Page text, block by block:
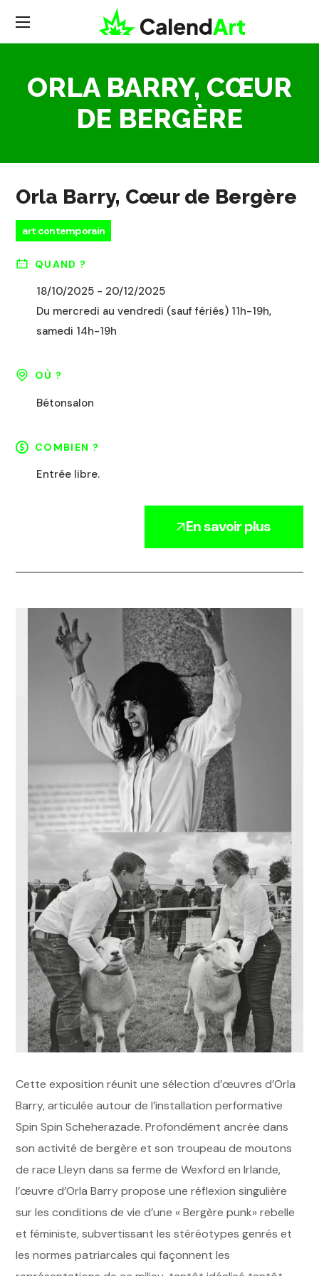
ORLA BARRY, CŒUR
DE BERGÈRE
Orla Barry, Cœur de Bergère
art contemporain
QUAND ?
18/10/2025 - 20/12/2025
Du mercredi au vendredi (sauf fériés) 11h-19h,
samedi 14h-19h
OÙ ?
Bétonsalon
COMBIEN ?
Entrée libre.
En savoir plus
Cette exposition réunit une sélection d’œuvres d’Orla
Barry, articulée autour de l’installation performative
Spin Spin Scheherazade. Profondément ancrée dans
son activité de bergère et son troupeau de moutons
de race Lleyn dans sa ferme de Wexford en Irlande,
l’œuvre d’Orla Barry propose une réflexion singulière
sur les conditions de vie d’une « Bergère punk» rebelle
et féministe, subvertissant les stéréotypes genrés et
les normes patriarcales qui façonnent les